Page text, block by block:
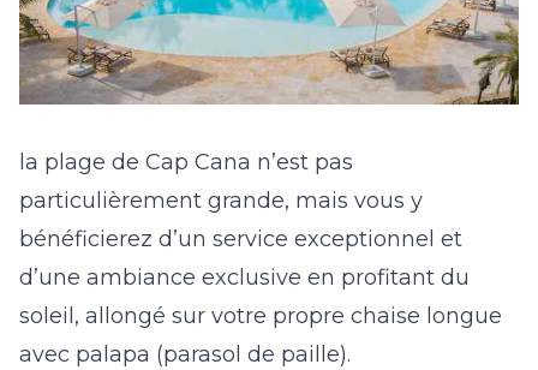
la plage de Cap Cana n’est pas
particulièrement grande, mais vous y
bénéficierez d’un service exceptionnel et
d’une ambiance exclusive en profitant du
soleil, allongé sur votre propre chaise longue
avec palapa (parasol de paille).